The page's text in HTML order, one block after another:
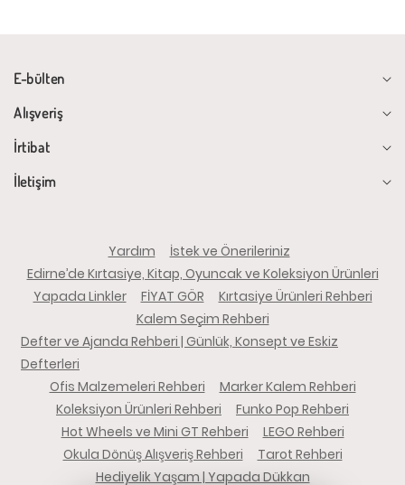
E-bülten
Alışveriş
İrtibat
İletişim
Yardım
İstek ve Önerileriniz
Edirne’de Kırtasiye, Kitap, Oyuncak ve Koleksiyon Ürünleri
Yapada Linkler
FİYAT GÖR
Kırtasiye Ürünleri Rehberi
Kalem Seçim Rehberi
Defter ve Ajanda Rehberi | Günlük, Konsept ve Eskiz
Defterleri
Ofis Malzemeleri Rehberi
Marker Kalem Rehberi
Koleksiyon Ürünleri Rehberi
Funko Pop Rehberi
Hot Wheels ve Mini GT Rehberi
LEGO Rehberi
Okula Dönüş Alışveriş Rehberi
Tarot Rehberi
Hediyelik Yaşam | Yapada Dükkan